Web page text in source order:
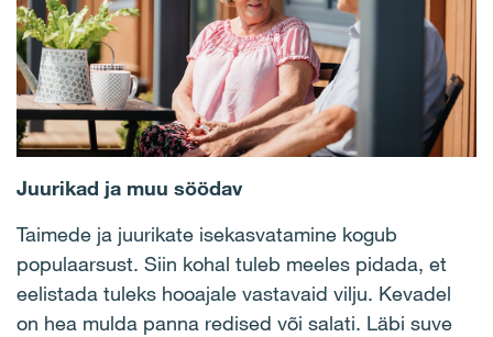
Juurikad ja muu söödav
Taimede ja juurikate isekasvatamine kogub
populaarsust. Siin kohal tuleb meeles pidada, et
eelistada tuleks hooajale vastavaid vilju. Kevadel
on hea mulda panna redised või salati. Läbi suve